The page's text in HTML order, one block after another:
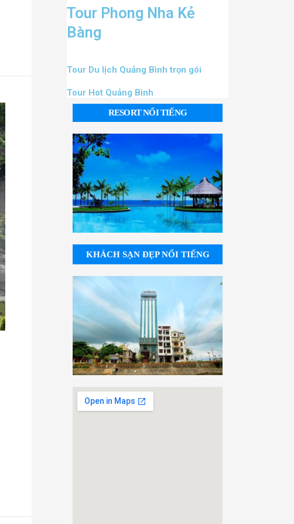
Tour Phong Nha Kẻ
Bàng
Tour Du lịch Quảng Bình trọn gói
Tour Hot Quảng Bình
RESORT NỔI TIẾNG
KHÁCH SẠN ĐẸP NỔI TIẾNG